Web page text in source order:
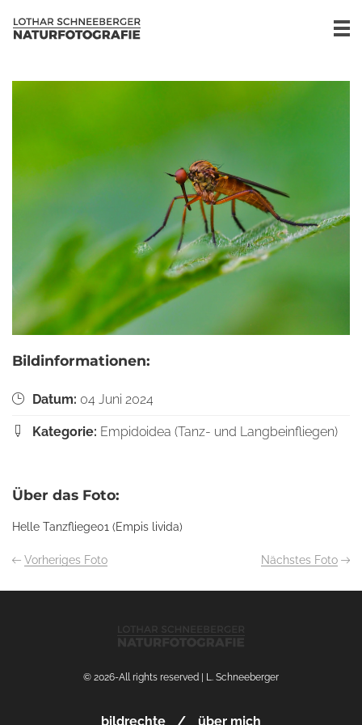
Bildinformationen:
Datum: 04 Juni 2024
Kategorie: Empidoidea (Tanz- und Langbeinfliegen)
Über das Foto:
Helle Tanzfliege01 (Empis livida)
Vorheriges Foto Nächstes Foto
© 2026-All rights reserved | L. Schneeberger
bildrechte über mich